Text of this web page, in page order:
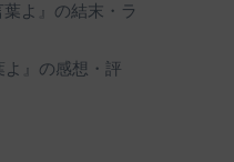
よ』の結末・ラ
よ』の感想・評